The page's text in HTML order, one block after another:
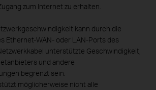
zum Internet zu erhalten.
kann durch die
Ethernet-WAN- oder LAN-Ports des
unterstützte Geschwindigkeit,
und andere
begrenzt sein.
möglicherweise nicht alle